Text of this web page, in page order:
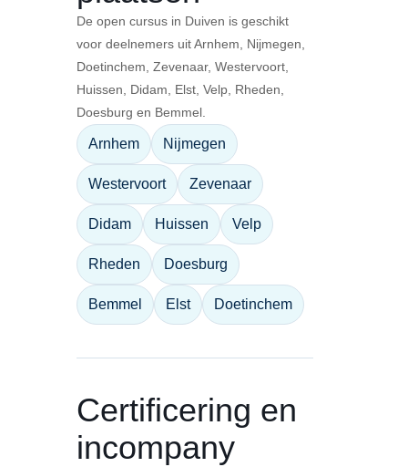
De open cursus in Duiven is geschikt
voor deelnemers uit Arnhem, Nijmegen,
Doetinchem, Zevenaar, Westervoort,
Huissen, Didam, Elst, Velp, Rheden,
Doesburg en Bemmel.
Arnhem Nijmegen
Westervoort Zevenaar
Didam Huissen Velp
Rheden Doesburg
Bemmel Elst Doetinchem
Certificering en
incompany